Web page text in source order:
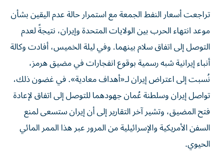
تراجعت أسعار النفط الجمعة مع استمرار حالة عدم اليقين بشأن
موعد انتهاء الحرب بين الولايات المتحدة وإيران، نتيجةً لعدم
التوصل إلى اتفاق سلام بينهما. وفي ليلة الخميس، أفادت وكالة
أنباء إيرانية شبه رسمية بوقوع انفجارات في مضيق هرمز،
نُسبت إلى اعتراض إيران لـ«أهداف معادية». في غضون ذلك،
تواصل إيران وسلطنة عُمان جهودهما للتوصل إلى اتفاق لإعادة
فتح المضيق، وتشير آخر التقارير إلى أن إيران ستسعى لمنع
السفن الأمريكية والإسرائيلية من المرور عبر هذا الممر المائي
الحيوي.